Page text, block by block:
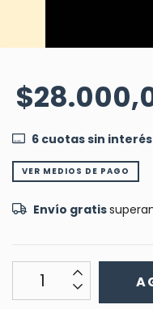
6cuotas sin interés
VER MEDIOS DE PAGO
Envío gratis